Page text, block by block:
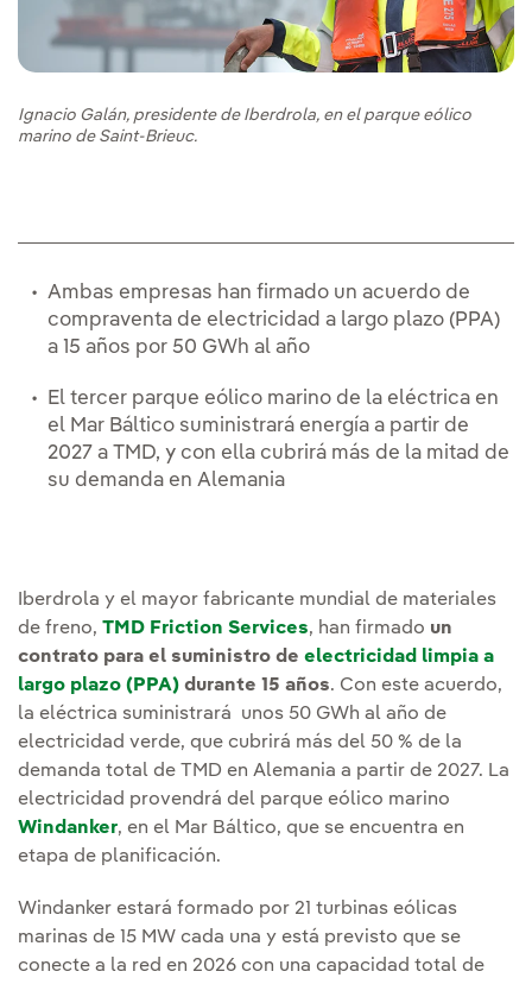
Ignacio Galán, presidente de Iberdrola, en el parque eólico
marino de Saint-Brieuc.
Ambas empresas han firmado un acuerdo de
compraventa de electricidad a largo plazo (PPA)
a 15 años por 50 GWh al año
El tercer parque eólico marino de la eléctrica en
el Mar Báltico suministrará energía a partir de
2027 a TMD, y con ella cubrirá más de la mitad de
su demanda en Alemania
Iberdrola y el mayor fabricante mundial de materiales
de freno, TMD Friction Services, han firmado un
contrato para el suministro de electricidad limpia a
largo plazo (PPA) durante 15 años. Con este acuerdo,
la eléctrica suministrará unos 50 GWh al año de
electricidad verde, que cubrirá más del 50 % de la
demanda total de TMD en Alemania a partir de 2027. La
electricidad provendrá del parque eólico marino
Windanker, en el Mar Báltico, que se encuentra en
etapa de planificación.
Windanker estará formado por 21 turbinas eólicas
marinas de 15 MW cada una y está previsto que se
conecte a la red en 2026 con una capacidad total de